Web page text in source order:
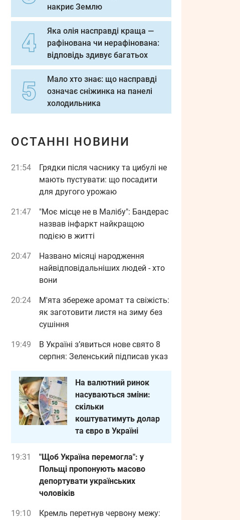
накриє Землю
Яка олія насправді краща —
рафінована чи нерафінована:
відповідь здивує багатьох
Мало хто знає: що насправді
означає сніжинка на панелі
холодильника
ОСТАННІ НОВИНИ
21:54
Грядки після часнику та цибулі не
мають пустувати: що посадити
для другого урожаю
21:47
"Моє місце не в Малібу": Бандерас
назвав інфаркт найкращою
подією в житті
20:47
Названо місяці народження
найвідповідальніших людей - хто
вони
20:24
М'ята збереже аромат та свіжість:
як заготовити листя на зиму без
сушіння
19:49
В Україні з’явиться нове свято 8
серпня: Зеленський підписав указ
На валютний ринок
насуваються зміни:
скільки
коштуватимуть долар
та євро в Україні
19:31
"Щоб Україна перемогла": у
Польщі пропонують масово
депортувати українських
чоловіків
19:10 Кремль перетнув червону межу: